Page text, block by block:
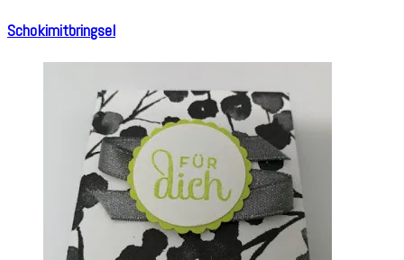
Schokimitbringsel